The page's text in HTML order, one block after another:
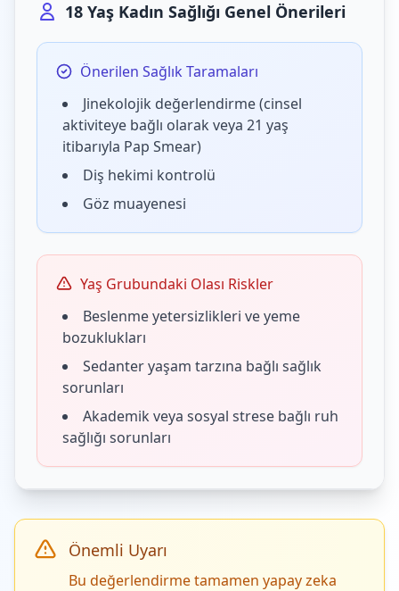
18 Yaş Kadın Sağlığı Genel Önerileri
Önerilen Sağlık Taramaları
Jinekolojik değerlendirme (cinsel
aktiviteye bağlı olarak veya 21 yaş
itibarıyla Pap Smear)
Diş hekimi kontrolü
Göz muayenesi
Yaş Grubundaki Olası Riskler
Beslenme yetersizlikleri ve yeme
bozuklukları
Sedanter yaşam tarzına bağlı sağlık
sorunları
Akademik veya sosyal strese bağlı ruh
sağlığı sorunları
Önemli Uyarı
Bu değerlendirme tamamen yapay zeka